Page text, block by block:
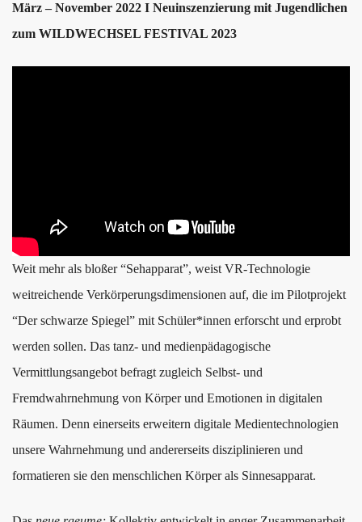
März – November 2022 I Neuinszenzierung mit Jugendlichen
zum WILDWECHSEL FESTIVAL 2023
Weit mehr als bloßer “Sehapparat”, weist VR-Technologie
weitreichende Verkörperungsdimensionen auf, die im Pilotprojekt
“Der schwarze Spiegel” mit Schüler*innen erforscht und erprobt
werden sollen. Das tanz- und medienpädagogische
Vermittlungsangebot befragt zugleich Selbst- und
Fremdwahrnehmung von Körper und Emotionen in digitalen
Räumen. Denn einerseits erweitern digitale Medientechnologien
unsere Wahrnehmung und andererseits disziplinieren und
formatieren sie den menschlichen Körper als Sinnesapparat.